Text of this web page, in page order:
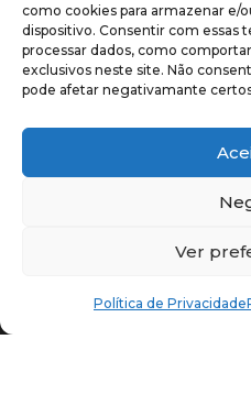
como cookies para armazenar e/
dispositivo. Consentir com essas
processar dados, como
exclusivos neste site. Não
pode afetar negativamante
Ver
Política de Privacidade

Avenida Santos
1050-203 Lisboa,
 E-mail